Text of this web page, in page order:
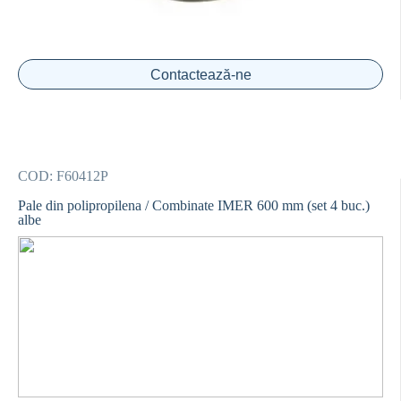
Contactează-ne
COD: F60412P
Pale din polipropilena / Combinate IMER 600 mm (set 4 buc.)
albe